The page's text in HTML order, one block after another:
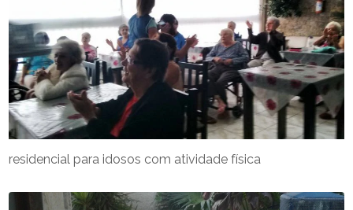
residencial para idosos com atividade física